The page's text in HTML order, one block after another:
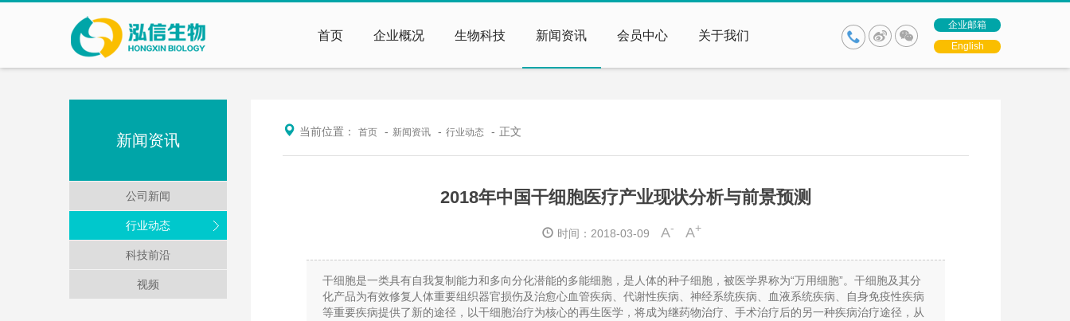
首页 企业概况 生物科技 新闻资讯 会员中心 关于我们
企业邮箱
English
新闻资讯
公司新闻
行业动态
科技前沿
视频
当前位置： 首页 新闻资讯 行业动态 正文
2018年中国干细胞医疗产业现状分析与前景预测
时间：2018-03-09 A- A+
干细胞是一类具有自我复制能力和多向分化潜能的多能细胞，是人体的种子细胞，被医学界称为“万用细胞”。干细胞及其分
化产品为有效修复人体重要组织器官损伤及治愈心血管疾病、代谢性疾病、神经系统疾病、血液系统疾病、自身免疫性疾病
等重要疾病提供了新的途径，以干细胞治疗为核心的再生医学，将成为继药物治疗、手术治疗后的另一种疾病治疗途径，从